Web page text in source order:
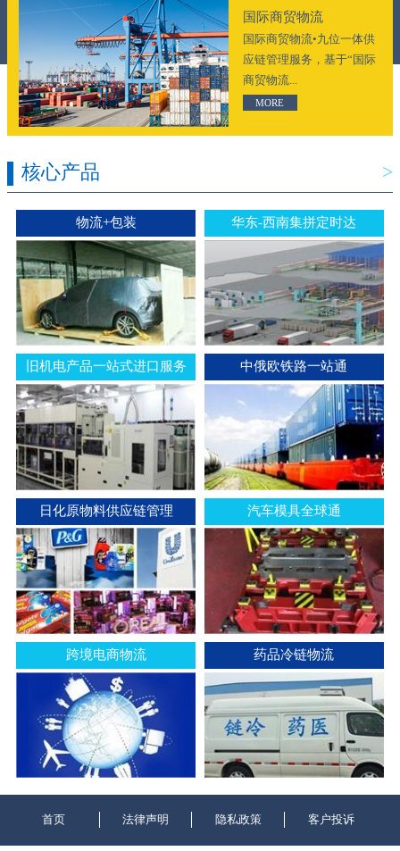
国际商贸物流
国际商贸物流•九位一体供
应链管理服务，基于“国际
商贸物流...
MORE
核心产品 >
物流+包装 华东-西南集拼定时达
旧机电产品一站式进口服务 中俄欧铁路一站通
日化原物料供应链管理 汽车模具全球通
跨境电商物流 药品冷链物流
首页 法律声明 隐私政策 客户投诉